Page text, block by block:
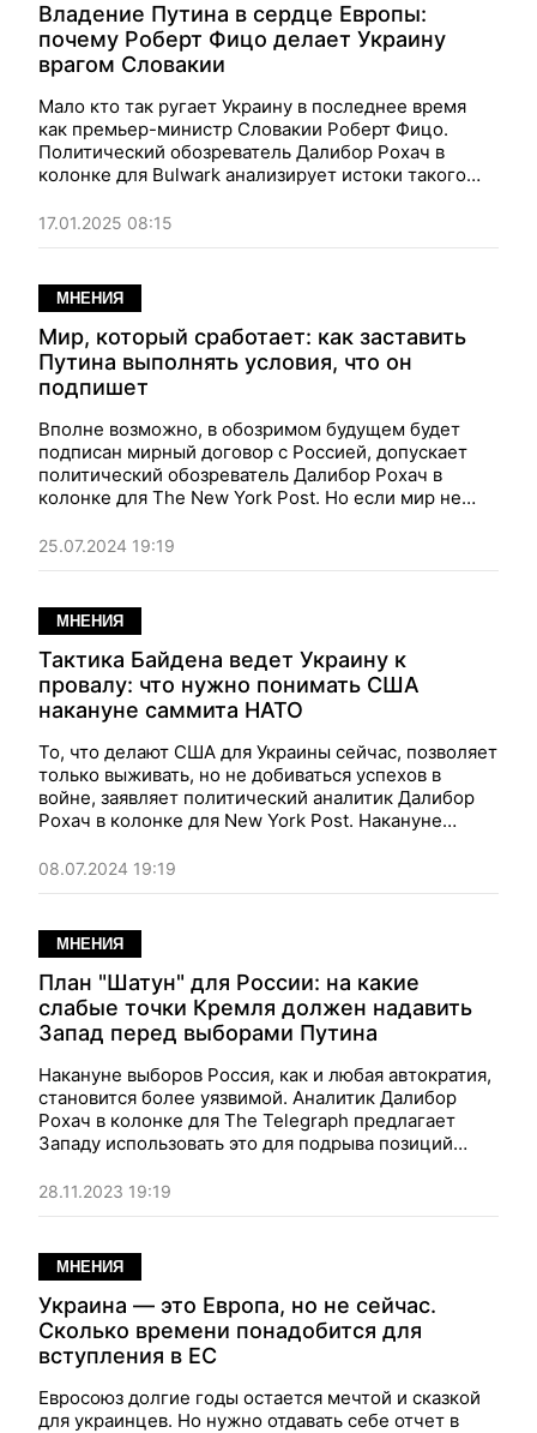
Владение Путина в сердце Европы:
почему Роберт Фицо делает Украину
врагом Словакии
Мало кто так ругает Украину в последнее время
как премьер-министр Словакии Роберт Фицо.
Политический обозреватель Далибор Рохач в
колонке для Bulwark анализирует истоки такого
владение в сердце Европы — временное.
17.01.2025 08:15
МНЕНИЯ
Мир, который сработает: как заставить
Путина выполнять условия, что он
подпишет
Вполне возможно, в обозримом будущем будет
подписан мирный договор с Россией, допускает
политический обозреватель Далибор Рохач в
колонке для The New York Post. Но если мир не
он, такое соглашение должно идти рука об руку со
вступлением Украины в НАТО или с созданием
отбить у Кремля всякую охоту когда-либо снова
рассматривать подобную атаку.
25.07.2024 19:19
МНЕНИЯ
Тактика Байдена ведет Украину к
провалу: что нужно понимать США
накануне саммита НАТО
То, что делают США для Украины сейчас, позволяет
только выживать, но не добиваться успехов в
войне, заявляет политический аналитик Далибор
Рохач в колонке для New York Post. Накануне
подумать о том, как можно помочь больше — и
правильнее.
08.07.2024 19:19
МНЕНИЯ
План "Шатун" для России: на какие
слабые точки Кремля должен надавить
Запад перед выборами Путина
Накануне выборов Россия, как и любая автократия,
становится более уязвимой. Аналитик Далибор
Рохач в колонке для The Telegraph предлагает
Западу использовать это для подрыва позиций
28.11.2023 19:19
МНЕНИЯ
Украина — это Европа, но не сейчас.
Сколько времени понадобится для
вступления в ЕС
Евросоюз долгие годы остается мечтой и сказкой
для украинцев. Но нужно отдавать себе отчет в